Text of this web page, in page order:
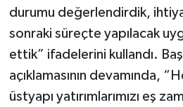
durumu değerlendirdik,
sonraki süreçte yapılacak
ettik” ifadelerini kullandı.
açıklamasının devamında,
üstyapı yatırımlarımızı eş